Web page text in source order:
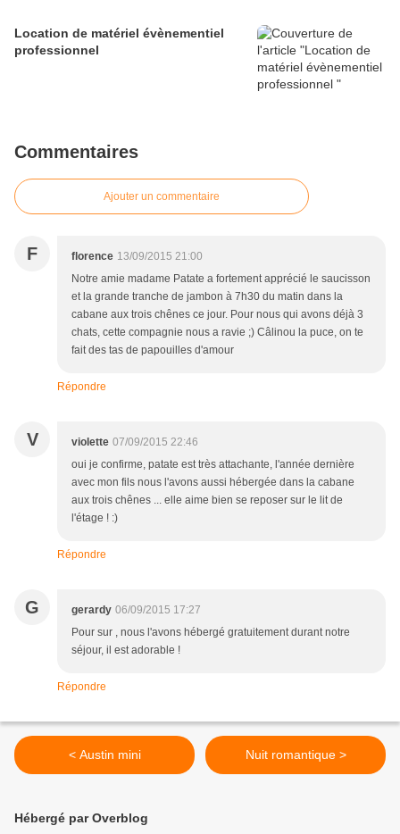
Location de matériel évènementiel
professionnel
Commentaires
Ajouter un commentaire
F florence 13/09/2015 21:00
Notre amie madame Patate a fortement apprécié le saucisson
et la grande tranche de jambon à 7h30 du matin dans la
cabane aux trois chênes ce jour. Pour nous qui avons déjà 3
chats, cette compagnie nous a ravie ;) Câlinou la puce, on te
fait des tas de papouilles d'amour
Répondre
V violette 07/09/2015 22:46
oui je confirme, patate est très attachante, l'année dernière
avec mon fils nous l'avons aussi hébergée dans la cabane
aux trois chênes ... elle aime bien se reposer sur le lit de
l'étage ! :)
Répondre
G gerardy 06/09/2015 17:27
Pour sur , nous l'avons hébergé gratuitement durant notre
séjour, il est adorable !
Répondre
< Austin mini Nuit romantique >
Hébergé par Overblog